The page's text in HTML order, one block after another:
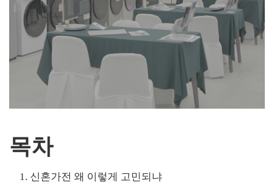
목차
신혼가전 왜 이렇게 고민되냐